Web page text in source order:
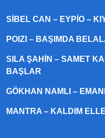
SIBEL CAN – EYPIO –
POIZI – BAŞIMDA
SILA ŞAHIN – SAMET
BAŞLAR
GÖKHAN NAMLI –
MANTRA – KALDIM